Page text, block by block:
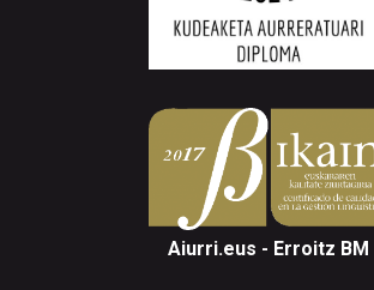
Aiurri.eus - Erroitz BM